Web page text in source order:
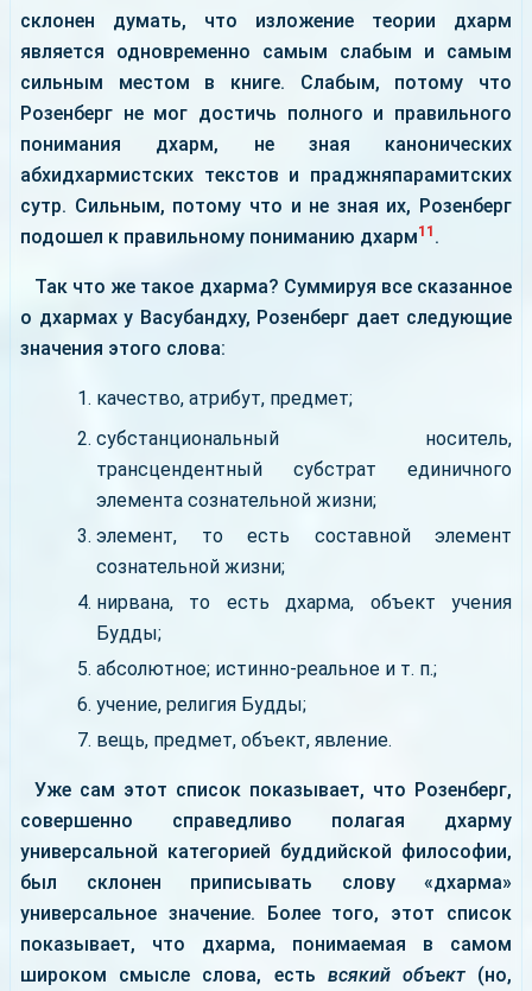
склонен думать, что изложение теории дхарм
является одновременно самым слабым и самым
сильным местом в книге. Слабым, потому что
Розенберг не мог достичь полного и правильного
понимания дхарм, не зная канонических
абхидхармистских текстов и праджняпарамитских
сутр. Сильным, потому что и не зная их, Розенберг
подошел к правильному пониманию дхарм11 .
Так что же такое дхарма? Суммируя все сказанное
о дхармах у Васубандху, Розенберг дает следующие
значения этого слова:
качество, атрибут, предмет;
субстанциональный носитель,
трансцендентный субстрат единичного
элемента сознательной жизни;
элемент, то есть составной элемент
сознательной жизни;
нирвана, то есть дхарма, объект учения
Будды;
абсолютное; истинно-реальное и т. п.;
учение, религия Будды;
вещь, предмет, объект, явление.
Уже сам этот список показывает, что Розенберг,
совершенно справедливо полагая дхарму
универсальной категорией буддийской философии,
был склонен приписывать слову «дхарма»
универсальное значение. Более того, этот список
показывает, что дхарма, понимаемая в самом
широком смысле слова, есть всякий объект(но,